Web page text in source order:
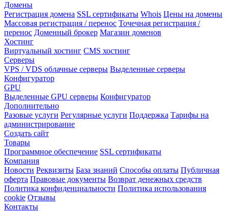
Домены
Регистрация домена SSL сертификаты Whois Цены на домены
Массовая регистрация / перенос Точечная регистрация /
перенос Доменный брокер Магазин доменов
Хостинг
Виртуальный хостинг CMS хостинг
Серверы
VPS / VDS облачные серверы Выделенные серверы
Конфигуратор
GPU
Выделенные GPU серверы Конфигуратор
Дополнительно
Разовые услуги Регулярные услуги Поддержка Тарифы на
администрирование
Создать сайт
Товары
Программное обеспечение SSL сертификаты
Компания
Новости Реквизиты База знаний Способы оплаты Публичная
оферта Правовые документы Возврат денежных средств
Политика конфиденциальности Политика использования
cookie Отзывы
Контакты